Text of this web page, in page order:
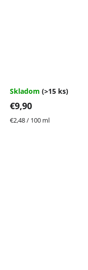
4,7
5
hviezdičiek.
Skladom (>15 ks)
€9,90
Jednotková
€2,48 / 100 ml